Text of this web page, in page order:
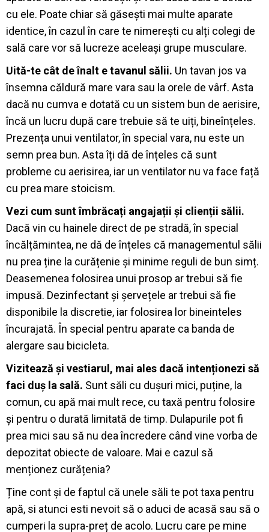
cu ele. Poate chiar să găsești mai multe aparate
identice, în cazul în care te nimerești cu alți colegi de
sală care vor să lucreze aceleași grupe musculare.
Uită-te cât de înalt e tavanul sălii. Un tavan jos va
însemna căldură mare vara sau la orele de vârf. Asta
dacă nu cumva e dotată cu un sistem bun de aerisire,
încă un lucru după care trebuie să te uiți, bineînțeles.
Prezența unui ventilator, în special vara, nu este un
semn prea bun. Asta îți dă de înțeles că sunt
probleme cu aerisirea, iar un ventilator nu va face față
cu prea mare stoicism.
Vezi cum sunt îmbrăcați angajații și clienții sălii.
Dacă vin cu hainele direct de pe stradă, în special
încălțămintea, ne dă de înțeles că managementul sălii
nu prea ține la curățenie și minime reguli de bun simț.
Deasemenea folosirea unui prosop ar trebui să fie
impusă. Dezinfectant și șervețele ar trebui să fie
disponibile la discretie, iar folosirea lor bineinteles
încurajată. În special pentru aparate ca banda de
alergare sau bicicleta.
Vizitează și vestiarul, mai ales dacă intenționezi să
faci duș la sală. Sunt săli cu dușuri mici, puține, la
comun, cu apă mai mult rece, cu taxă pentru folosire
și pentru o durată limitată de timp. Dulapurile pot fi
prea mici sau să nu dea încredere când vine vorba de
depozitat obiecte de valoare. Mai e cazul să
menționez curățenia?
Ține cont și de faptul că unele săli te pot taxa pentru
apă, si atunci esti nevoit să o aduci de acasă sau să o
cumperi la supra-preț de acolo. Lucru care pe mine